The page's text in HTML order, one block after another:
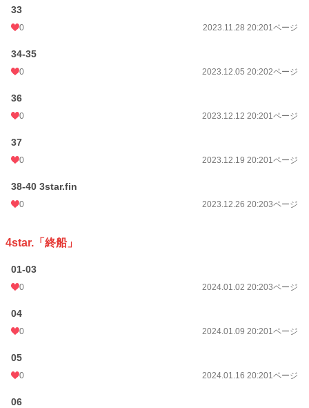
33
0 2023.11.28 20:201ページ
34-35
0 2023.12.05 20:202ページ
36
0 2023.12.12 20:201ページ
37
0 2023.12.19 20:201ページ
38-40 3star.fin
0 2023.12.26 20:203ページ
4star.「終船」
01-03
0 2024.01.02 20:203ページ
04
0 2024.01.09 20:201ページ
05
0 2024.01.16 20:201ページ
06